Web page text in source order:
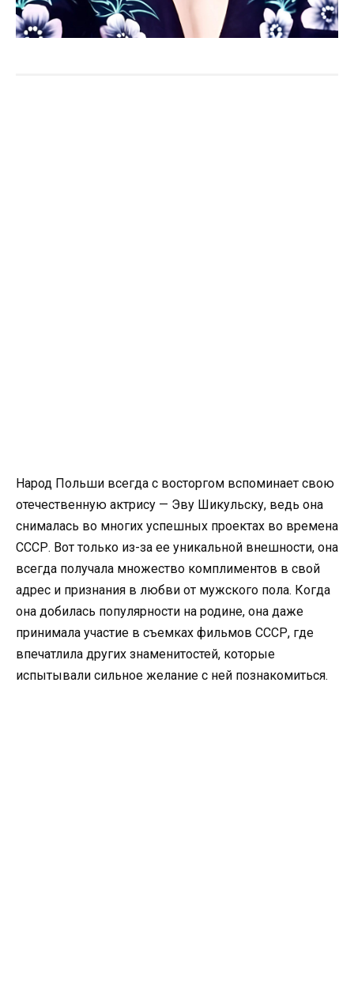
Народ Польши всегда с восторгом вспоминает свою
отечественную актрису — Эву Шикульску, ведь она
снималась во многих успешных проектах во времена
СССР. Вот только из-за ее уникальной внешности, она
всегда получала множество комплиментов в свой
адрес и признания в любви от мужского пола. Когда
она добилась популярности на родине, она даже
принимала участие в съемках фильмов СССР, где
впечатлила других знаменитостей, которые
испытывали сильное желание с ней познакомиться.